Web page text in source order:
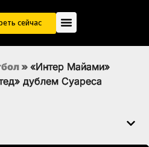
сейчас
» «Интер Майами»
дублем Суареса